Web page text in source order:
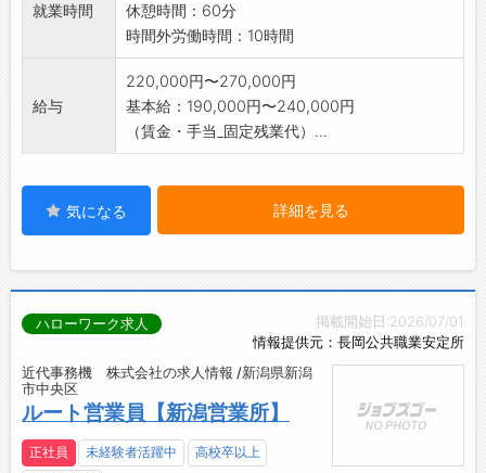
就業時間
休憩時間：60分
時間外労働時間：10時間
給与
220,000円〜270,000円
基本給：190,000円〜240,000円
（賃金・手当_固定残業代）...
気になる 詳細を見る
掲載開始日:2026/07/01
情報提供元：長岡公共職業安定所
ハローワーク求人
近代事務機 株式会社の求人情報 /新潟県新潟
市中央区
ルート営業員【新潟営業所】
正社員 未経験者活躍中
高校卒以上